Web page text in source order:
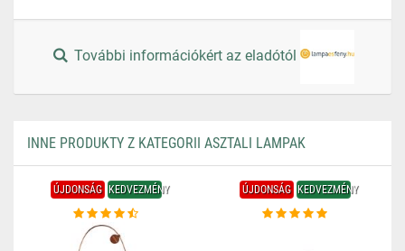
További információkért az eladótól
INNE PRODUKTY Z KATEGORII ASZTALI LAMPAK
ÚJDONSÁG KEDVEZMÉNY ÚJDONSÁG KEDVEZMÉNY